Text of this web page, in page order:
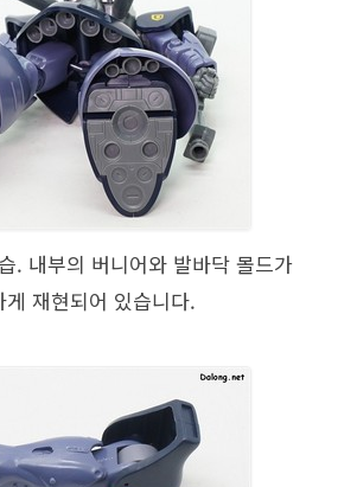
. 내부의 버니어와 발바닥 몰드가
게 재현되어 있습니다.